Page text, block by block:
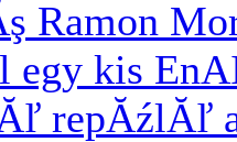
Ramon
egy kis
repĂźlĂľ